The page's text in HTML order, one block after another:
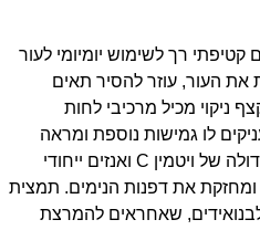
רך לשימוש יומיומי לעור
את העור, עוזר להסיר תאים
ניקוי מכיל מרכיבי לחות
לו גמישות נוספת ומראה
של ויטמין C ואנזים ייחודי
ומחזקת את דפנות הנימים. תמצית
שאחראים להמרצת